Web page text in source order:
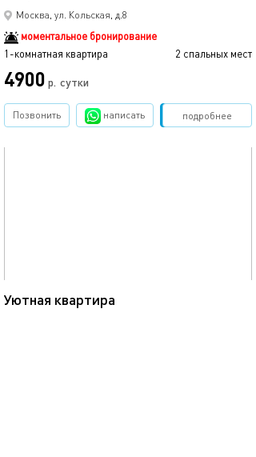
Москва, ул. Кольская, д.8
моментальное бронирование
1-комнатная квартира
2 спальных мест
4900 р. сутки
подробнее
Позвонить написать Забронировать
Уютная квартира